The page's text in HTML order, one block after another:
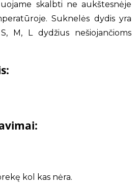
skalbti ne aukštesnėje
Suknelės dydis yra
M, L dydžius nešiojančioms
kol kas nėra.